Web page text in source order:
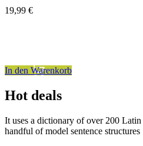
19,99 €
In den Warenkorb
Hot deals
It uses a dictionary of over 200
handful of model sentence structures